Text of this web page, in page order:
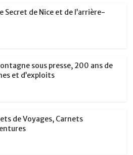
Secret de Nice et de l’arrière-
sous presse, 200 ans de
et d’exploits
de Voyages, Carnets